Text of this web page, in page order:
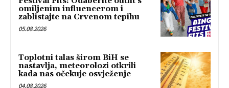
omiljenim influencerom i
zablistajte na Crvenom tepihu
05.08.2026
Toplotni talas širom BiH se
nastavlja, meteorolozi otkrili
kada nas očekuje osvježenje
04.08.2026